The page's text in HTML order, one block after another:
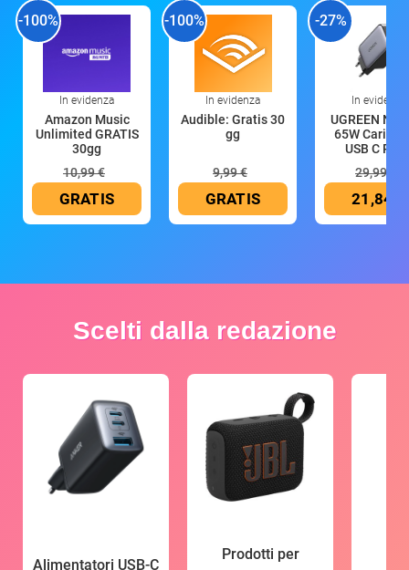
-100%
In evidenza
Amazon Music
Unlimited GRATIS
30gg
10,99 €
GRATIS
-100%
In evidenza
Audible: Gratis 30
gg
9,99 €
GRATIS
-27%
In evidenza
UGREEN
65W
USB C
29,99 €
21,84 €
Scelti dalla redazione
Alimentatori USB-C
Prodotti per